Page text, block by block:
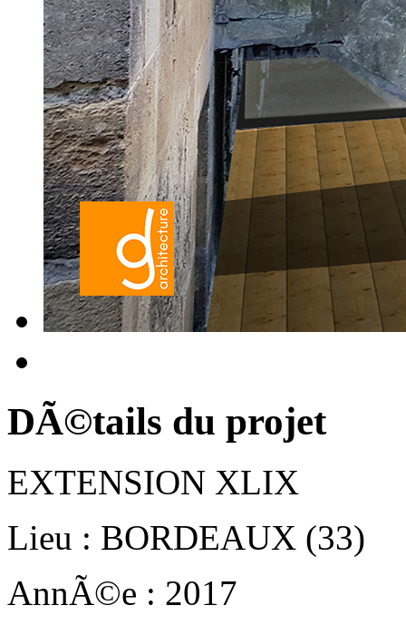
DÃ©tails du projet
EXTENSION XLIX
Lieu : BORDEAUX (33)
AnnÃ©e : 2017